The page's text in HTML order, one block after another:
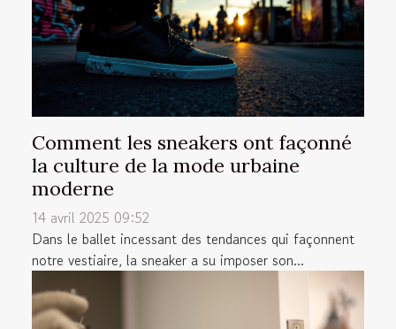
Comment les sneakers ont façonné
la culture de la mode urbaine
moderne
14 avril 2025 09:52
Dans le ballet incessant des tendances qui façonnent
notre vestiaire, la sneaker a su imposer son...